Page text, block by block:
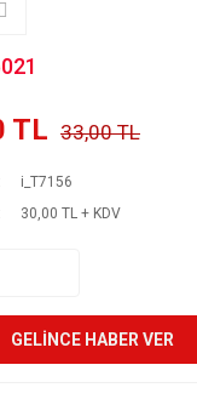
TL 33,00 TL
i_T7156
30,00 TL + KDV
GELİNCE HABER VER